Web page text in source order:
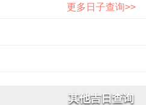
更多日子查询>>
其他吉日查询